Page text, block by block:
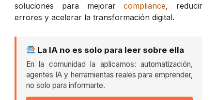
soluciones para mejorarcompliance, reducir
errores y acelerar la transformación digital.
La IA no es solo para leer sobre ella
En la comunidad la aplicamos: automatización,
agentes IA y herramientas reales para emprender,
no solo para informarte.